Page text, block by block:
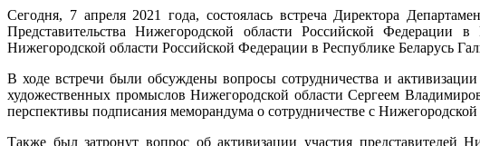
Сегодня, 7 апреля 2021 года, состоялась встреча Директора
Представительства Нижегородской области Российской Федерации
Нижегородской области Российской Федерации в Республике Беларусь
В ходе встречи были обсуждены вопросы сотрудничества и
художественных промыслов Нижегородской области Сергеем
перспективы подписания меморандума о сотрудничестве с Нижегородской
Также был затронут вопрос об активизации участия представителей